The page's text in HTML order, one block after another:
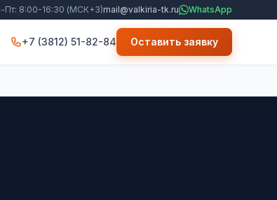
Пт: 8:00-16:30 (МСК+3)mail@valkiria-tk.ru WhatsApp
+7 (3812) 51-82-84 Оставить заявку